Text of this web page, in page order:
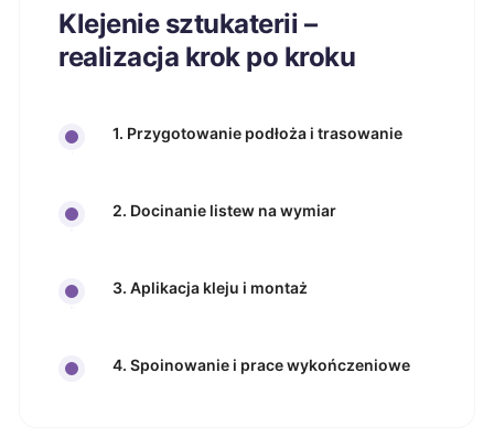
Klejenie sztukaterii –
realizacja krok po kroku
1. Przygotowanie podłoża i trasowanie
2. Docinanie listew na wymiar
3. Aplikacja kleju i montaż
4. Spoinowanie i prace wykończeniowe